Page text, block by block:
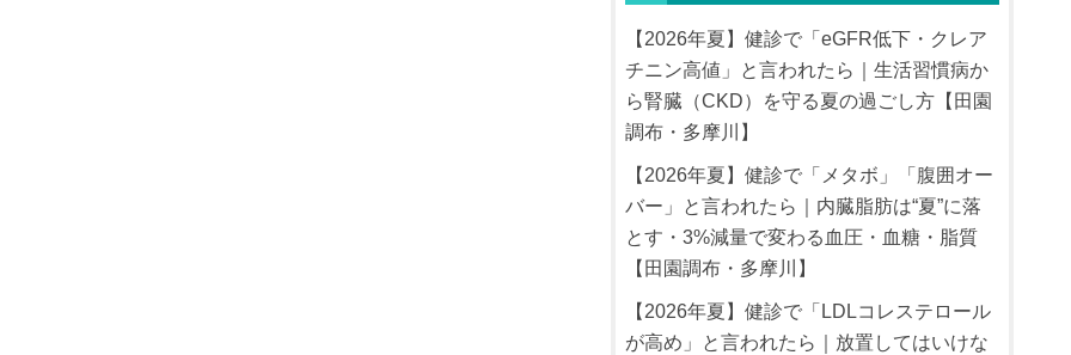
【2026年夏】健診で「eGFR低下・クレア
チニン高値」と言われたら｜生活習慣病か
ら腎臓（CKD）を守る夏の過ごし方【田園
調布・多摩川】
【2026年夏】健診で「メタボ」「腹囲オー
バー」と言われたら｜内臓脂肪は“夏”に落
とす・3%減量で変わる血圧・血糖・脂質
【田園調布・多摩川】
【2026年夏】健診で「LDLコレステロール
が高め」と言われたら｜放置してはいけな